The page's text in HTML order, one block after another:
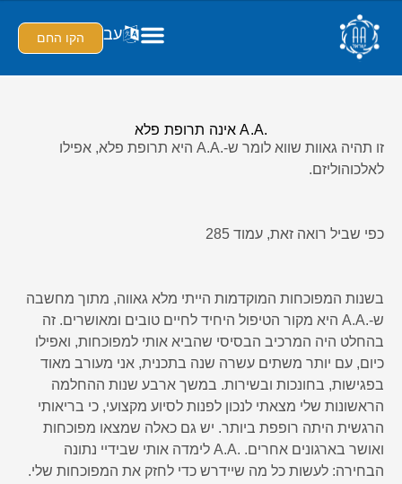
הקו החם עב
.A.A אינה תרופת פלא
זו תהיה גאוות שווא לומר ש-.A.A היא תרופת פלא, אפילו
לאלכוהוליזם.
כפי שביל רואה זאת, עמוד 285
בשנות המפוכחות המוקדמות הייתי מלא גאווה, מתוך מחשבה
ש-.A.A היא מקור הטיפול היחיד לחיים טובים ומאושרים. זה
בהחלט היה המרכיב הבסיסי שהביא אותי למפוכחות, ואפילו
כיום, עם יותר משתים עשרה שנה בתכנית, אני מעורב מאוד
בפגישות, בחונכות ובשירות. במשך ארבע שנות ההחלמה
הראשונות שלי מצאתי לנכון לפנות לסיוע מקצועי, כי בריאותי
הרגשית היתה רופפת ביותר. יש גם כאלה שמצאו מפוכחות
ואושר בארגונים אחרים. .A.A לימדה אותי שבידיי נתונה
הבחירה: לעשות כל מה שיידרש כדי לחזק את המפוכחות שלי.